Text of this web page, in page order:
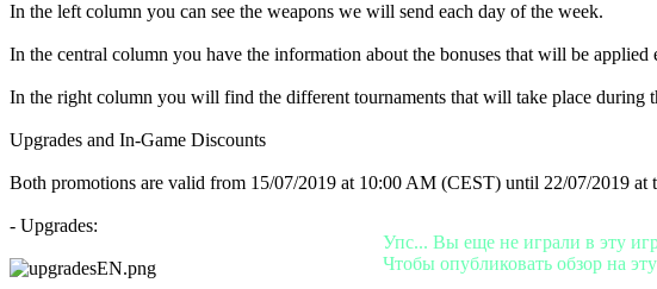
ES
FR
IT
KO
NO
PT
RO
RU
In the left column you can see the weapons we will send each day of the week.
In the central column you have the information about the bonuses that will be applied
In the right column you will find the different tournaments that will take place during
Upgrades and In-Game Discounts
Both promotions are valid from 15/07/2019 at 10:00 AM (CEST) until 22/07/2019 at
- Upgrades:
Упс... Вы еще не играли в эту
Чтобы опубликовать обзор на